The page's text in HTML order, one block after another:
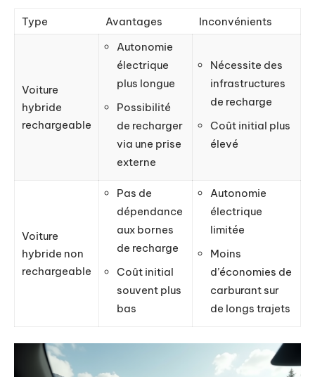
Type Avantages Inconvénients
Voiture
hybride
rechargeable
Autonomie
électrique
plus longue
Possibilité
de recharger
via une prise
externe
Nécessite des
infrastructures
de recharge
Coût initial plus
élevé
Voiture
hybride non
rechargeable
Pas de
dépendance
aux bornes
de recharge
Coût initial
souvent plus
bas
Autonomie
électrique
limitée
Moins
d’économies de
carburant sur
de longs trajets